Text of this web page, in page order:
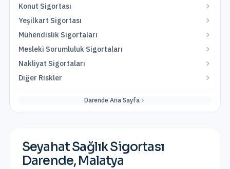
Konut Sigortası
Yeşilkart Sigortası
Mühendislik Sigortaları
Mesleki Sorumluluk Sigortaları
Nakliyat Sigortaları
Diğer Riskler
Darende Ana Sayfa
Seyahat Sağlık Sigortası
Darende, Malatya